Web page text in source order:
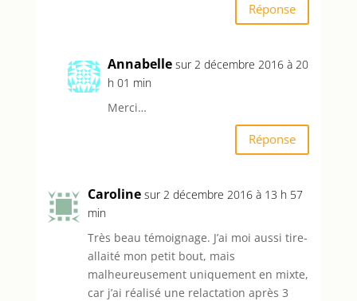
Réponse
Annabelle sur 2 décembre 2016 à 20
h 01 min
Merci…
Réponse
Caroline sur 2 décembre 2016 à 13 h 57
min
Très beau témoignage. J’ai moi aussi tire-
allaité mon petit bout, mais
malheureusement uniquement en mixte,
car j’ai réalisé une relactation après 3